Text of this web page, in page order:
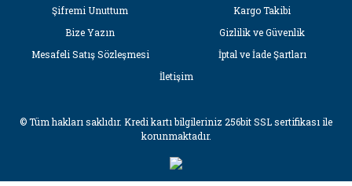
Şifremi Unuttum
Kargo Takibi
Bize Yazın
Gizlilik ve Güvenlik
Mesafeli Satış Sözleşmesi
İptal ve İade Şartları
İletişim
© Tüm hakları saklıdır. Kredi kartı bilgileriniz 256bit SSL sertifikası ile
korunmaktadır.